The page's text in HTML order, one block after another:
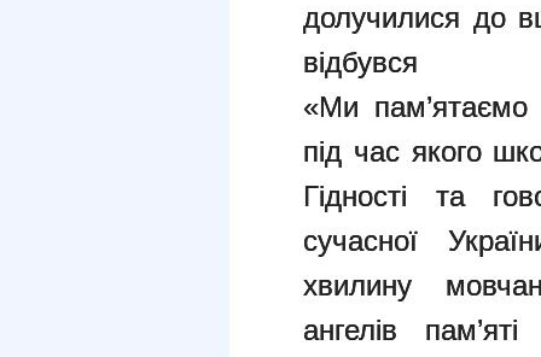
долучилися до
відбувся
«Ми
під час якого
Гідності та
сучасної
хвилину
ангелів